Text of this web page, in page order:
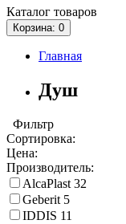
Каталог товаров
Корзина: 0
Главная
Душ
Фильтр
Сортировка:
Цена:
Производитель:
AlcaPlast 32
Geberit 5
IDDIS 11